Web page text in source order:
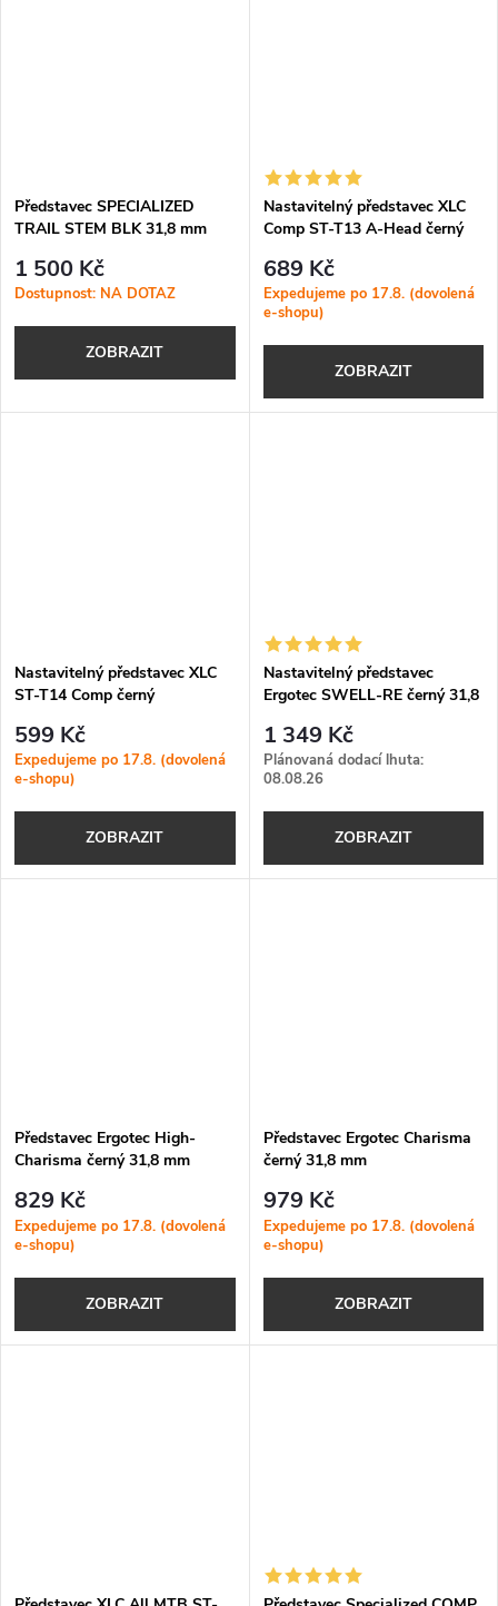
Představec SPECIALIZED
TRAIL STEM BLK 31,8 mm
1 500 Kč
Dostupnost: NA DOTAZ
ZOBRAZIT
Nastavitelný představec XLC
Comp ST-T13 A-Head černý
689 Kč
Expedujeme po 17.8. (dovolená
e-shopu)
ZOBRAZIT
Nastavitelný představec XLC
ST-T14 Comp černý
599 Kč
Expedujeme po 17.8. (dovolená
e-shopu)
ZOBRAZIT
Nastavitelný představec
Ergotec SWELL-RE černý 31,8
1 349 Kč
Plánovaná dodací lhuta:
08.08.26
ZOBRAZIT
Představec Ergotec High-
Charisma černý 31,8 mm
829 Kč
Expedujeme po 17.8. (dovolená
e-shopu)
ZOBRAZIT
Představec Ergotec Charisma
černý 31,8 mm
979 Kč
Expedujeme po 17.8. (dovolená
e-shopu)
ZOBRAZIT